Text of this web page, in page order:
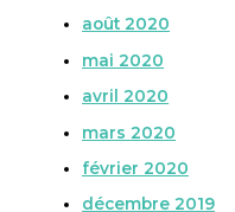
août 2020
mai 2020
avril 2020
mars 2020
février 2020
décembre 2019